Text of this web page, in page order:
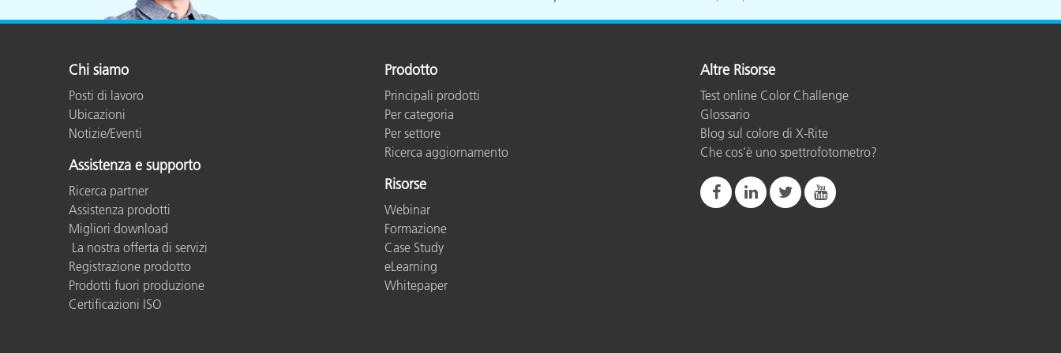
Chi siamo
Posti di lavoro
Ubicazioni
Notizie/Eventi
Assistenza e supporto
Ricerca partner
Assistenza prodotti
Migliori download
La nostra offerta di servizi
Registrazione prodotto
Prodotti fuori produzione
Certificazioni ISO
Prodotto
Principali prodotti
Per categoria
Per settore
Ricerca aggiornamento
Risorse
Webinar
Formazione
Case Study
eLearning
Whitepaper
Altre Risorse
Test online Color Challenge
Glossario
Blog sul colore di X-Rite
Che cos’è uno spettrofotometro?